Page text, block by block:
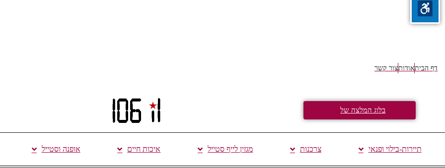
דף הביתאודותצור קשר
בלוג המלצה של
תיירות-בילוי ופנאי צרכנות מגזין לייף סטייל איכות חיים אופנה וסטייל